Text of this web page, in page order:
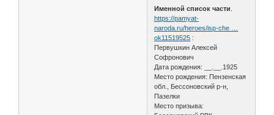
Именной список части
https://pamyat-
naroda.ru/heroes/isp-che …
ok11519525 :
Первушкин Алексей
Софронович
Дата рождения: __.__.1925
Место рождения: Пензенская
обл., Бессоновский р-н,
Пазелки
Место призыва: